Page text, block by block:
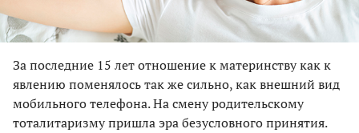
За последние 15 лет отношение к материнству как к
явлению поменялось так же сильно, как внешний вид
мобильного телефона. На смену родительскому
тоталитаризму пришла эра безусловного принятия.